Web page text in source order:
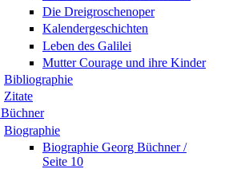
Die Dreigroschenoper
Kalendergeschichten
Leben des Galilei
Mutter Courage und ihre Kinder
Bibliographie
Zitate
Biographie
Biographie Georg Büchner /
Seite 10